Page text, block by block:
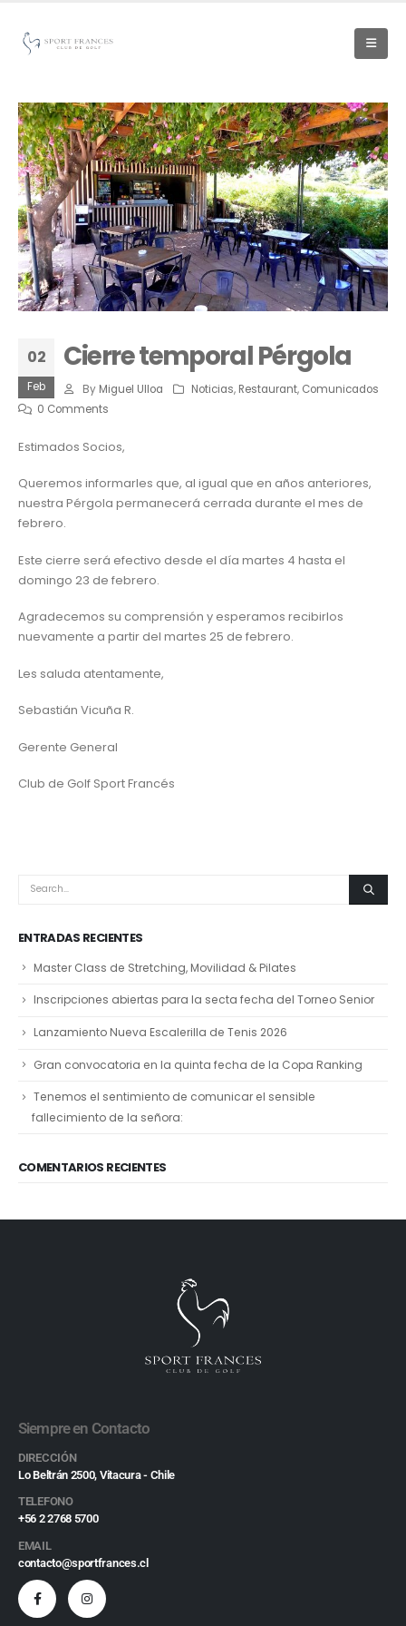
02
Feb
Cierre temporal Pérgola
By Miguel Ulloa Noticias, Restaurant, Comunicados
0 Comments
Estimados Socios,
Queremos informarles que, al igual que en años anteriores,
nuestra Pérgola permanecerá cerrada durante el mes de
febrero.
Este cierre será efectivo desde el día martes 4 hasta el
domingo 23 de febrero.
Agradecemos su comprensión y esperamos recibirlos
nuevamente a partir del martes 25 de febrero.
Les saluda atentamente,
Sebastián Vicuña R.
Gerente General
Club de Golf Sport Francés
ENTRADAS RECIENTES
Master Class de Stretching, Movilidad & Pilates
Inscripciones abiertas para la secta fecha del Torneo Senior
Lanzamiento Nueva Escalerilla de Tenis 2026
Gran convocatoria en la quinta fecha de la Copa Ranking
Tenemos el sentimiento de comunicar el sensible
fallecimiento de la señora:
COMENTARIOS RECIENTES
Siempre en Contacto
DIRECCIÓN
Lo Beltrán 2500, Vitacura - Chile
TELEFONO
+56 2 2768 5700
EMAIL
contacto@sportfrances.cl